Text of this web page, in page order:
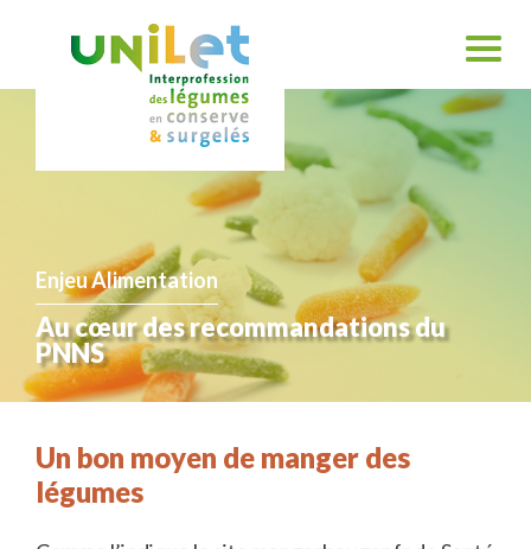
Enjeu Alimentation
Au cœur des recommandations du
PNNS
Un bon moyen de manger des
légumes